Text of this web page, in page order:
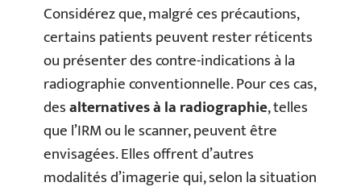
Considérez que, malgré ces précautions,
certains patients peuvent rester réticents
ou présenter des contre-indications à la
radiographie conventionnelle. Pour ces cas,
desalternatives à la radiographie, telles
que l’IRM ou le scanner, peuvent être
envisagées. Elles offrent d’autres
modalités d’imagerie qui, selon la situation